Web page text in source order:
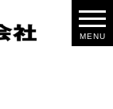
MENU